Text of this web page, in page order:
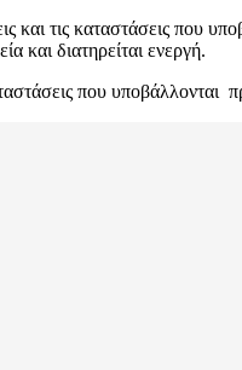
και τις καταστάσεις που
και διατηρείται ενεργή.
που